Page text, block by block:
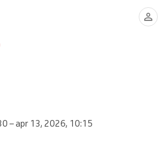
– apr 13, 2026, 10:15